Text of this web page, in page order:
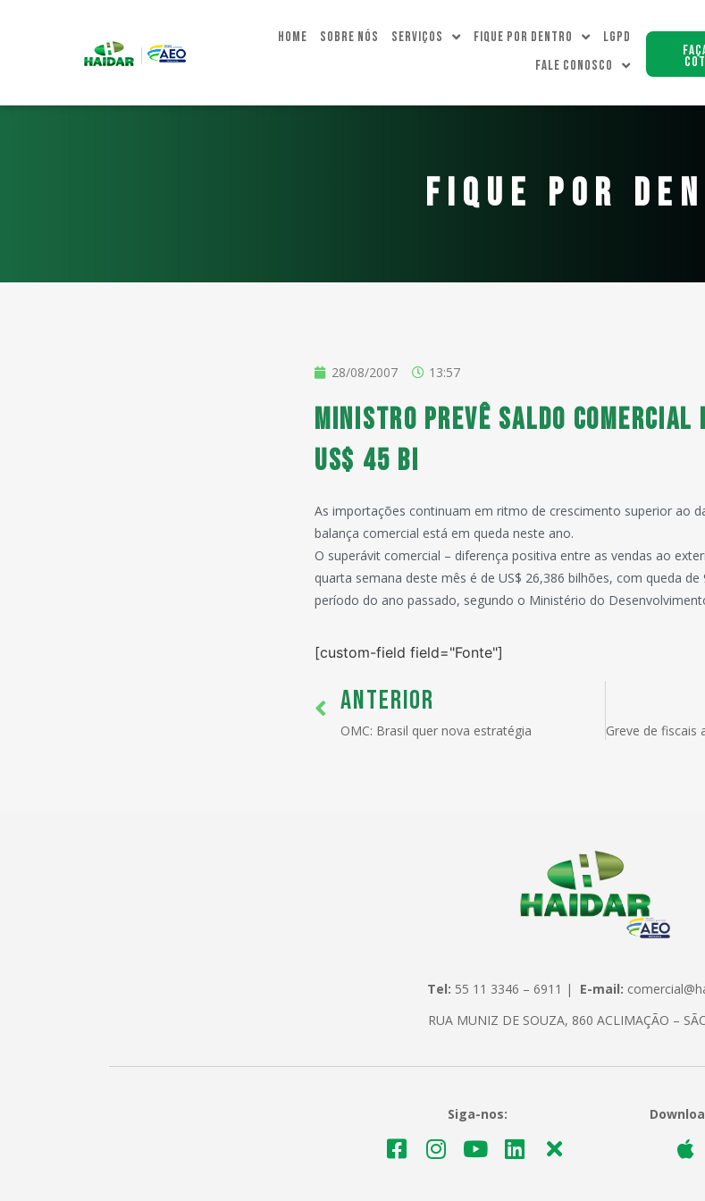
Home Sobre Nós Serviços Fique Por dentro
LGPD
Fale Conosco
FIQUE POR
28/08/2007 13:57
Ministro prevê saldo comercial
US$ 45 bi
As importações continuam em ritmo de crescimento superior ao
balança comercial está em queda neste ano.
O superávit comercial – diferença positiva entre as vendas ao
quarta semana deste mês é de US$ 26,386 bilhões, com queda
período do ano passado, segundo o Ministério do
[custom-field field="Fonte"]
ANTERIOR
OMC: Brasil quer nova estratégia
Tel: 55 11 3346 – 6911 | E-mail:
RUA MUNIZ DE SOUZA, 860 ACLIMAÇÃO –
Siga-nos: